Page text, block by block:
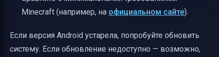
Minecraft (например, на официальном сайте).
Если версия Android устарела, попробуйте обновить
систему. Если обновление недоступно — возможно,